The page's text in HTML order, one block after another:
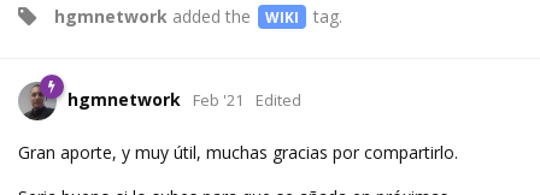
hgmnetwork added the WIKI tag.
hgmnetwork Feb '21 Edited
Gran aporte, y muy útil, muchas gracias por compartirlo.